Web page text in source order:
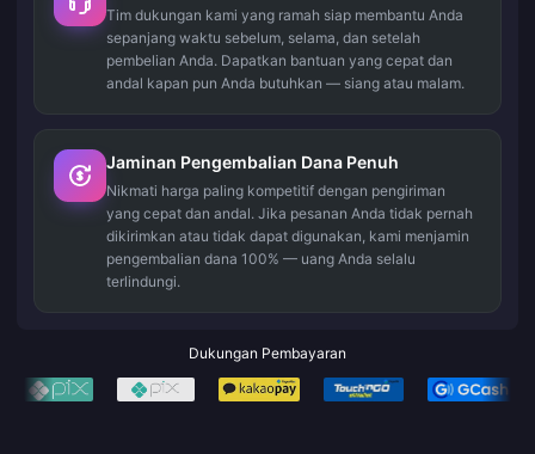
Tim dukungan kami yang ramah siap membantu Anda
sepanjang waktu sebelum, selama, dan setelah
pembelian Anda. Dapatkan bantuan yang cepat dan
andal kapan pun Anda butuhkan — siang atau malam.
Jaminan Pengembalian Dana Penuh
Nikmati harga paling kompetitif dengan pengiriman
yang cepat dan andal. Jika pesanan Anda tidak pernah
dikirimkan atau tidak dapat digunakan, kami menjamin
pengembalian dana 100% — uang Anda selalu
terlindungi.
Dukungan Pembayaran